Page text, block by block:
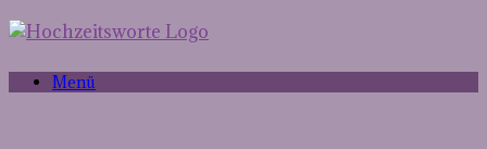
Menü